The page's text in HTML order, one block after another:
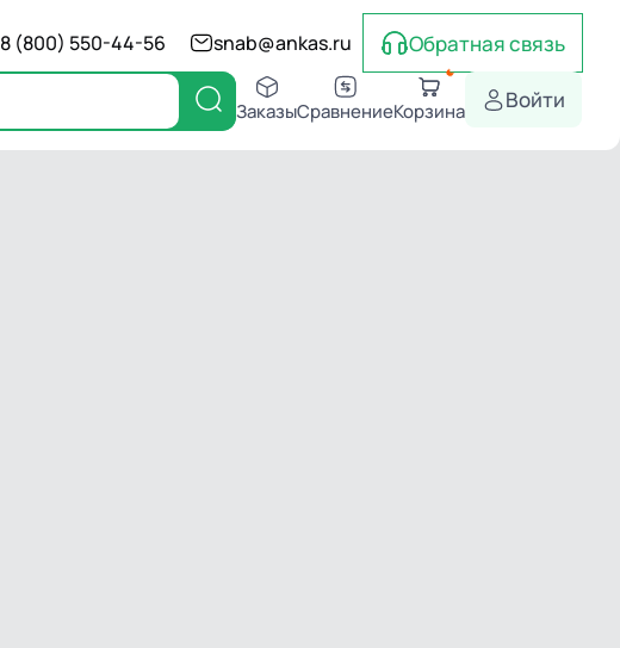
8 (800) 550-44-56 snab@ankas.ru Обратная связь
ЗаказыСравнениеКорзина Войти